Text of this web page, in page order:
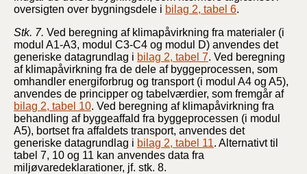
oversigten over bygningsdele i bilag 2, tabel 6.
Stk. 7. Ved beregning af klimapåvirkning fra materialer (i
modul A1-A3, modul C3-C4 og modul D) anvendes det
generiske datagrundlag i bilag 2, tabel 7. Ved beregning
af klimapåvirkning fra de dele af byggeprocessen, som
omhandler energiforbrug og transport (i modul A4 og A5),
anvendes de principper og tabelværdier, som fremgår af
bilag 2, tabel 10. Ved beregning af klimapåvirkning fra
behandling af byggeaffald fra byggeprocessen (i modul
A5), bortset fra affaldets transport, anvendes det
generiske datagrundlag i bilag 2, tabel 11. Alternativt til
tabel 7, 10 og 11 kan anvendes data fra
miljøvaredeklarationer, jf. stk. 8.